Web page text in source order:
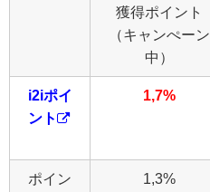
獲得ポイント
（キャンぺーン
中）
i2iポイ
ント
1,7%
ポイン
1,3%